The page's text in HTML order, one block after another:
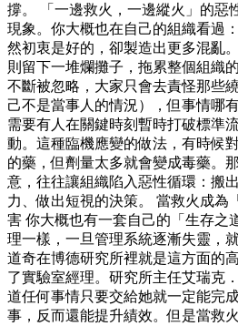
撐。 「一邊救火，一邊縱火」的惡
現象。你大概也在自己的組織看過
然初衷是好的，卻製造出更多混亂
則留下一堆爛攤子，拖累整個組織
不斷被忽略，大家只會去責怪那些
己不是當事人的情況），但事情哪
需要有人在關鍵時刻暫時打破標準
動。這種臨機應變的做法，有時候
的藥，但劑量太多就會變成毒藥。
意，往往讓組織陷入惡性循環：搬
力、做出短視的決策。 當救火成為
害 你大概也有一套自己的「生存之
理一樣，一旦管理系統逐漸失靈，
道奇在博德研究所裡就是這方面的
了實驗室經理。研究所主任艾瑞克
道任何事情只要交給她就一定能完
事，反而還能提升績效。但是當救